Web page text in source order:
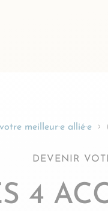
meilleur·e allié·e
DEVENIR
4